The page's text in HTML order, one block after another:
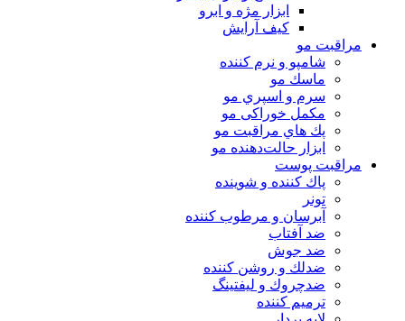
ابزار مژه و ابرو
کیف آرایش
مراقبت مو
شامپو و نرم كننده
ماسك مو
سرم و اسپري مو
مكمل خوراكی مو
پك هاي مراقبت مو
ابزار حالت‌دهنده مو
مراقبت پوست
پاك كننده و شوينده
تونر
آبرسان و مرطوب كننده
ضد آفتاب
ضد جوش
ضدلك و روشن كننده
ضدچروك و ليفتينگ
ترميم كننده